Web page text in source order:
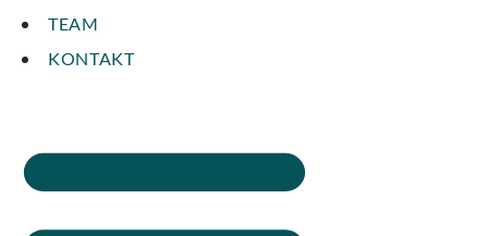
TEAM
KONTAKT